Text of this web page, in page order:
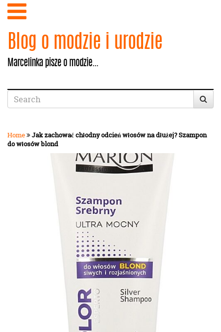
Blog o modzie i urodzie
Marcelinka pisze o modzie...
Home
Jak zachować chłodny odcień włosów na dłużej? Szampon
do włosów blond